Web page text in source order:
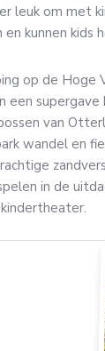
leuk om met
kunnen kids
op de Hoge
een
van
wandel en
in de